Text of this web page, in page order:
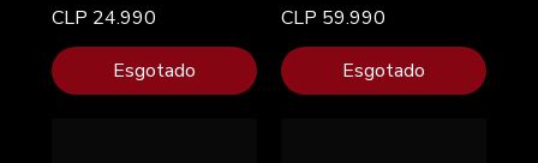
Preço
CLP 24.990
Esgotado
Preço
CLP 59.990
Esgotado